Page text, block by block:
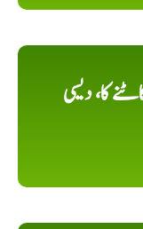
کا، دیسی